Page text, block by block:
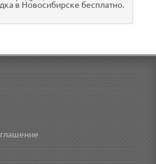
в Новосибирске бесплатно.